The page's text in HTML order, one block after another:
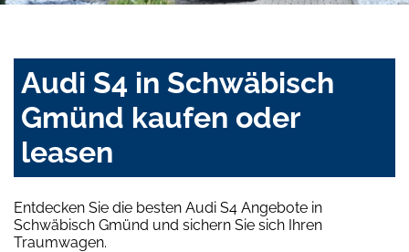
Audi S4 in Schwäbisch
Gmünd kaufen oder
leasen
Entdecken Sie die besten Audi S4 Angebote in
Schwäbisch Gmünd und sichern Sie sich Ihren
Traumwagen.